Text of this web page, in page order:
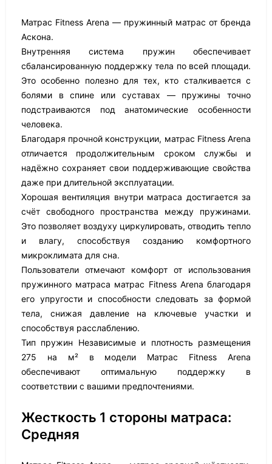
Матрас Fitness Arena — пружинный матрас от бренда
Аскона.
Внутренняя система пружин обеспечивает
сбалансированную поддержку тела по всей площади.
Это особенно полезно для тех, кто сталкивается с
болями в спине или суставах — пружины точно
подстраиваются под анатомические особенности
человека.
Благодаря прочной конструкции, матрас Fitness Arena
отличается продолжительным сроком службы и
надёжно сохраняет свои поддерживающие свойства
даже при длительной эксплуатации.
Хорошая вентиляция внутри матраса достигается за
счёт свободного пространства между пружинами.
Это позволяет воздуху циркулировать, отводить тепло
и влагу, способствуя созданию комфортного
микроклимата для сна.
Пользователи отмечают комфорт от использования
пружинного матраса матрас Fitness Arena благодаря
его упругости и способности следовать за формой
тела, снижая давление на ключевые участки и
способствуя расслаблению.
Тип пружин Независимые и плотность размещения
275 на м² в модели Матрас Fitness Arena
обеспечивают оптимальную поддержку в
соответствии с вашими предпочтениями.
Жесткость 1 стороны матраса:
Средняя